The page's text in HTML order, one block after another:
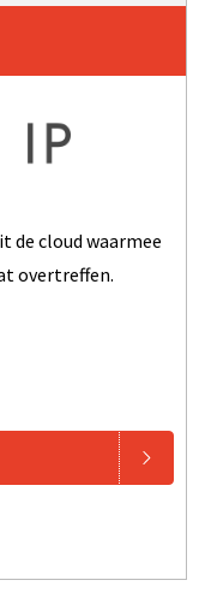
de cloud waarmee
overtreffen.